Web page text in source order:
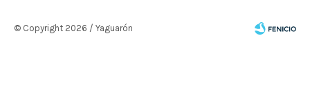
© Copyright 2026 / Yaguarón